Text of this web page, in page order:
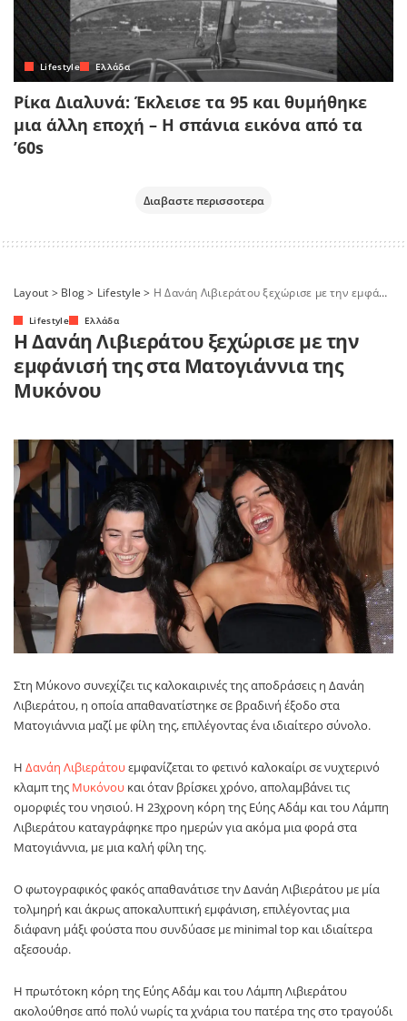
Lifestyle Ελλάδα
Ρίκα Διαλυνά: Έκλεισε τα 95 και θυμήθηκε
μια άλλη εποχή – Η σπάνια εικόνα από τα
’60s
Διαβαστε περισσοτερα
Layout > Blog> Lifestyle > Η Δανάη Λιβιεράτου ξεχώρισε με την εμφάνισή της στα Ματογιάννια της Μυκόνου
Lifestyle Ελλάδα
Η Δανάη Λιβιεράτου ξεχώρισε με την
εμφάνισή της στα Ματογιάννια της
Μυκόνου
Στη Μύκονο συνεχίζει τις καλοκαιρινές της αποδράσεις η Δανάη
Λιβιεράτου, η οποία απαθανατίστηκε σε βραδινή έξοδο στα
Ματογιάννια μαζί με φίλη της, επιλέγοντας ένα ιδιαίτερο σύνολο.
Η Δανάη Λιβιεράτουεμφανίζεται το φετινό καλοκαίρι σε νυχτερινό
κλαμπ της Μυκόνου και όταν βρίσκει χρόνο, απολαμβάνει τις
ομορφιές του νησιού. Η 23χρονη κόρη της Εύης Αδάμ και του Λάμπη
Λιβιεράτου καταγράφηκε προ ημερών για ακόμα μια φορά στα
Ματογιάννια, με μια καλή φίλη της.
Ο φωτογραφικός φακός απαθανάτισε την Δανάη Λιβιεράτου με μία
τολμηρή και άκρως αποκαλυπτική εμφάνιση, επιλέγοντας μια
διάφανη μάξι φούστα που συνδύασε με minimal top και ιδιαίτερα
αξεσουάρ.
Η πρωτότοκη κόρη της Εύης Αδάμ και του Λάμπη Λιβιεράτου
ακολούθησε από πολύ νωρίς τα χνάρια του πατέρα της στο τραγούδι